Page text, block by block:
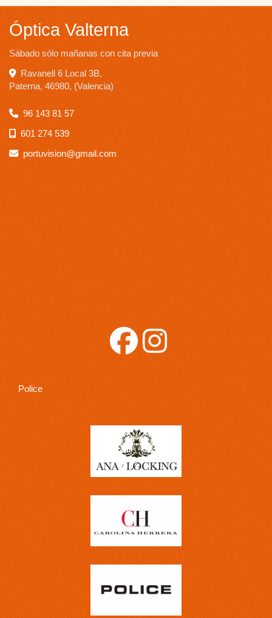
Óptica Valterna
Sábado sólo mañanas con cita previa
Ravanell 6 Local 3B,
Paterna, 46980, (Valencia)
96 143 81 57
601 274 539
portuvision
gmail.com
Police